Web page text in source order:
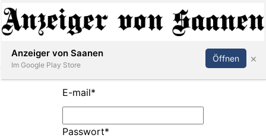
Abonnieren Anmelden
E-mail*
Passwort*
Anzeiger von Saanen
Im Google Play Store
Öffnen ×